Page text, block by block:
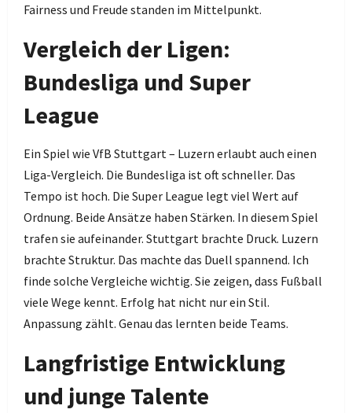
Fairness und Freude standen im Mittelpunkt.
Vergleich der Ligen:
Bundesliga und Super
League
Ein Spiel wie VfB Stuttgart – Luzern erlaubt auch einen
Liga-Vergleich. Die Bundesliga ist oft schneller. Das
Tempo ist hoch. Die Super League legt viel Wert auf
Ordnung. Beide Ansätze haben Stärken. In diesem Spiel
trafen sie aufeinander. Stuttgart brachte Druck. Luzern
brachte Struktur. Das machte das Duell spannend. Ich
finde solche Vergleiche wichtig. Sie zeigen, dass Fußball
viele Wege kennt. Erfolg hat nicht nur ein Stil.
Anpassung zählt. Genau das lernten beide Teams.
Langfristige Entwicklung
und junge Talente